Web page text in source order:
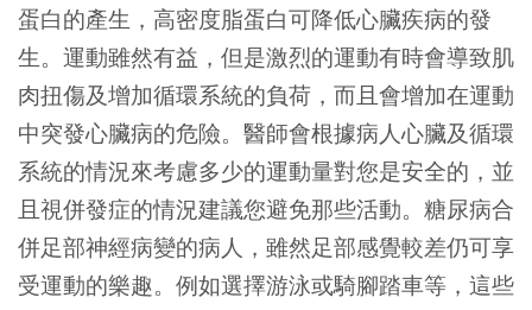
蛋白的產生，高密度脂蛋白可降低心臟疾病的發
生。運動雖然有益，但是激烈的運動有時會導致肌
肉扭傷及增加循環系統的負荷，而且會增加在運動
中突發心臟病的危險。醫師會根據病人心臟及循環
系統的情況來考慮多少的運動量對您是安全的，並
且視併發症的情況建議您避免那些活動。糖尿病合
併足部神經病變的病人，雖然足部感覺較差仍可享
受運動的樂趣。例如選擇游泳或騎腳踏車等，這些